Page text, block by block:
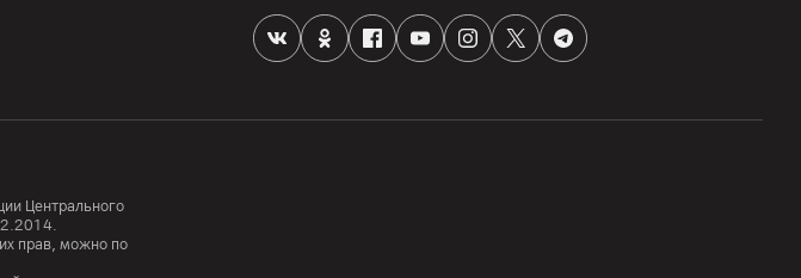
Huawei Device Co., Ltd. Китайская Народная Республика, Administration Building №2,
Xincheng Road, Songshan Lake Zone, Dongguan, Guandong, 523808
Китай
Центрального
прав, можно по